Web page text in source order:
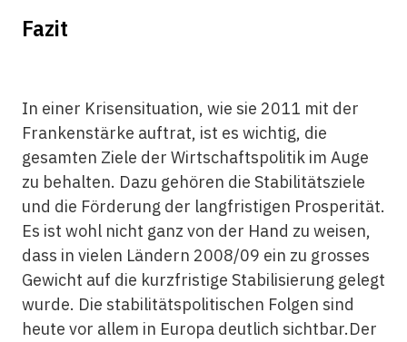
Fazit
In einer Krisensituation, wie sie 2011 mit der
Frankenstärke auftrat, ist es wichtig, die
gesamten Ziele der Wirtschaftspolitik im Auge
zu behalten. Dazu gehören die Stabilitätsziele
und die Förderung der langfristigen Prosperität.
Es ist wohl nicht ganz von der Hand zu weisen,
dass in vielen Ländern 2008/09 ein zu grosses
Gewicht auf die kurzfristige Stabilisierung gelegt
wurde. Die stabilitätspolitischen Folgen sind
heute vor allem in Europa deutlich sichtbar.Der